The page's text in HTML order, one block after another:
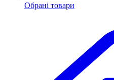
Обрані товари